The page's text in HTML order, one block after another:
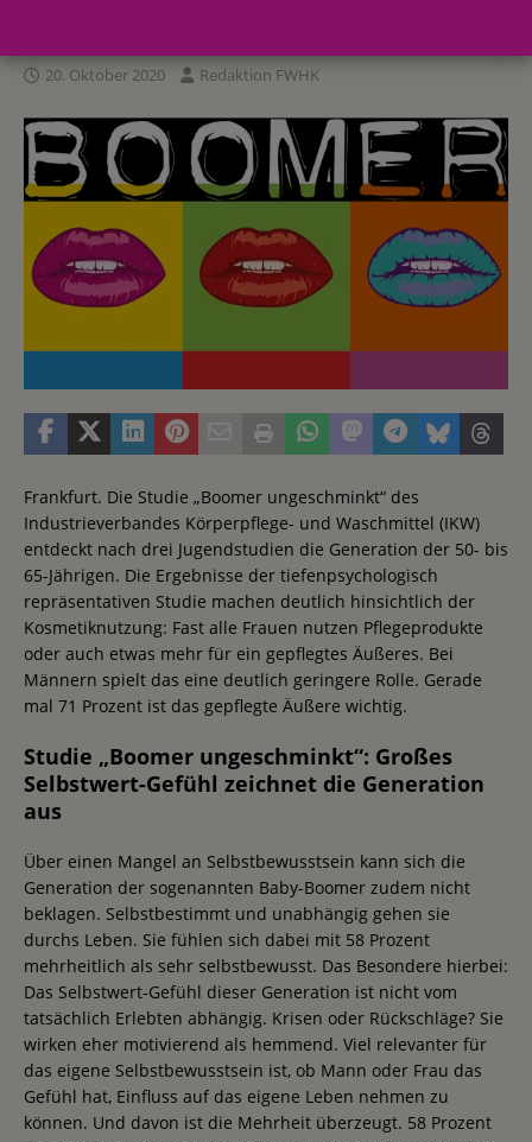
20. Oktober 2020 Redaktion FWHK
Frankfurt. Die Studie „Boomer ungeschminkt“ des
Industrieverbandes Körperpflege- und Waschmittel (IKW)
entdeckt nach drei Jugendstudien die Generation der 50- bis
65-Jährigen. Die Ergebnisse der tiefenpsychologisch
repräsentativen Studie machen deutlich hinsichtlich der
Kosmetiknutzung: Fast alle Frauen nutzen Pflegeprodukte
oder auch etwas mehr für ein gepflegtes Äußeres. Bei
Männern spielt das eine deutlich geringere Rolle. Gerade
mal 71 Prozent ist das gepflegte Äußere wichtig.
Studie „Boomer ungeschminkt“: Großes
Selbstwert-Gefühl zeichnet die Generation
aus
Über einen Mangel an Selbstbewusstsein kann sich die
Generation der sogenannten Baby-Boomer zudem nicht
beklagen. Selbstbestimmt und unabhängig gehen sie
durchs Leben. Sie fühlen sich dabei mit 58 Prozent
mehrheitlich als sehr selbstbewusst. Das Besondere hierbei:
Das Selbstwert-Gefühl dieser Generation ist nicht vom
tatsächlich Erlebten abhängig. Krisen oder Rückschläge? Sie
wirken eher motivierend als hemmend. Viel relevanter für
das eigene Selbstbewusstsein ist, ob Mann oder Frau das
Gefühl hat, Einfluss auf das eigene Leben nehmen zu
können. Und davon ist die Mehrheit überzeugt. 58 Prozent